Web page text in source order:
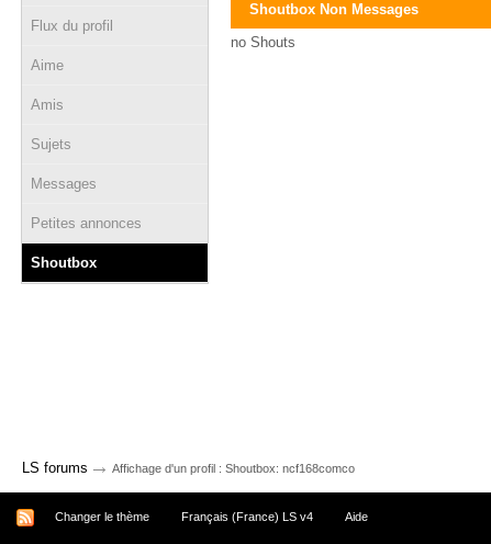
Flux du profil
Aime
Amis
Sujets
Messages
Petites annonces
Shoutbox
Shoutbox Non Messages
no Shouts
LS forums → Affichage d'un profil : Shoutbox: ncf168comco
Changer le thème Français (France) LS v4 Aide